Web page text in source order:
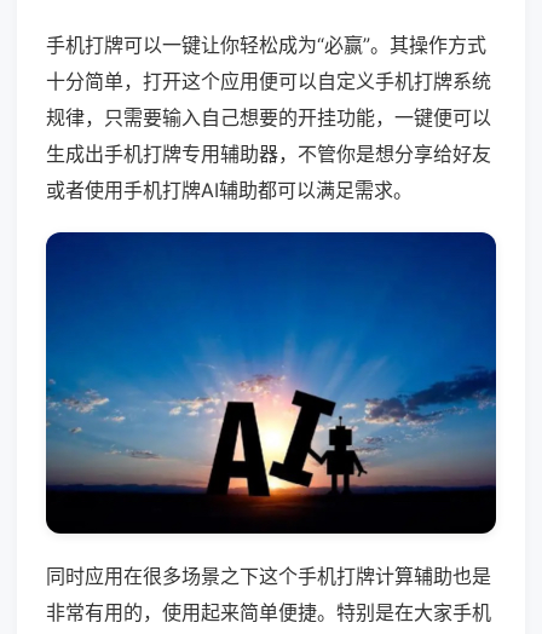
手机打牌可以一键让你轻松成为“必赢”。其操作方式
十分简单，打开这个应用便可以自定义手机打牌系统
规律，只需要输入自己想要的开挂功能，一键便可以
生成出手机打牌专用辅助器，不管你是想分享给好友
或者使用手机打牌AI辅助都可以满足需求。
同时应用在很多场景之下这个手机打牌计算辅助也是
非常有用的，使用起来简单便捷。特别是在大家手机